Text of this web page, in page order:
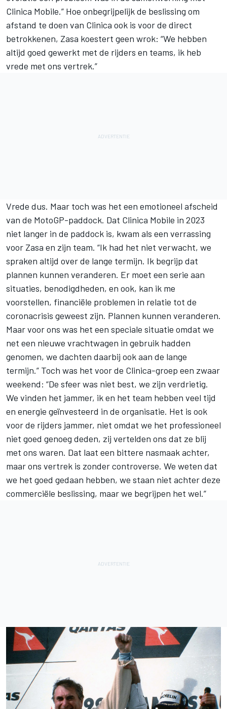
Clinica Mobile.” Hoe onbegrijpelijk de beslissing om
afstand te doen van Clinica ook is voor de direct
betrokkenen, Zasa koestert geen wrok: “We hebben
altijd goed gewerkt met de rijders en teams, ik heb
vrede met ons vertrek.”
Vrede dus. Maar toch was het een emotioneel afscheid
van de MotoGP-paddock. Dat Clinica Mobile in 2023
niet langer in de paddock is, kwam als een verrassing
voor Zasa en zijn team. “Ik had het niet verwacht, we
spraken altijd over de lange termijn. Ik begrijp dat
plannen kunnen veranderen. Er moet een serie aan
situaties, benodigdheden, en ook, kan ik me
voorstellen, financiële problemen in relatie tot de
coronacrisis geweest zijn. Plannen kunnen veranderen.
Maar voor ons was het een speciale situatie omdat we
net een nieuwe vrachtwagen in gebruik hadden
genomen, we dachten daarbij ook aan de lange
termijn.” Toch was het voor de Clinica-groep een zwaar
weekend: “De sfeer was niet best, we zijn verdrietig.
We vinden het jammer, ik en het team hebben veel tijd
en energie geïnvesteerd in de organisatie. Het is ook
voor de rijders jammer, niet omdat we het professioneel
niet goed genoeg deden, zij vertelden ons dat ze blij
met ons waren. Dat laat een bittere nasmaak achter,
maar ons vertrek is zonder controverse. We weten dat
we het goed gedaan hebben, we staan niet achter deze
commerciële beslissing, maar we begrijpen het wel.”